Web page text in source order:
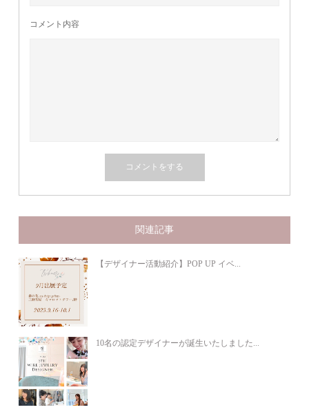
コメント内容
関連記事
【デザイナー活動紹介】POP UP イベ...
10名の認定デザイナーが誕生いたしました...